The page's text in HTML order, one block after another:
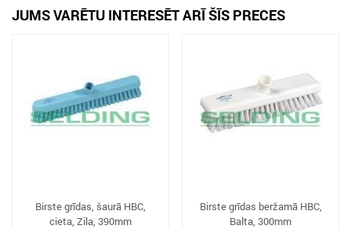
JUMS VARĒTU INTERESĒT ARĪ ŠĪS PRECES
Birste grīdas, šaurā HBC,
cieta, Zila, 390mm
Birste grīdas beržamā HBC,
Balta, 300mm